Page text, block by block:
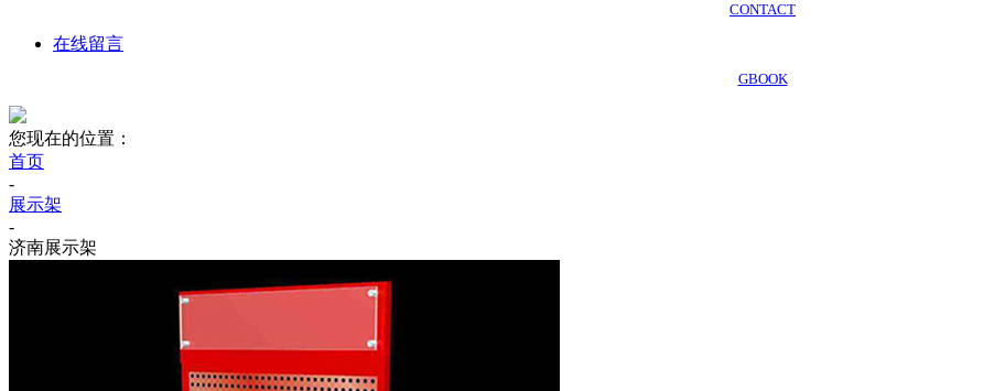
CONTACT
在线留言
GBOOK
您现在的位置：
首页
-
展示架
-
济南展示架